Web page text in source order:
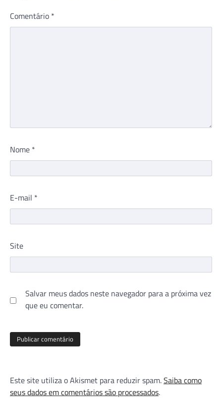
Comentário *
Nome *
E-mail *
Site
Salvar meus dados neste navegador para a próxima vez
que eu comentar.
Este site utiliza o Akismet para reduzir spam.Saiba como
seus dados em comentários são processados.